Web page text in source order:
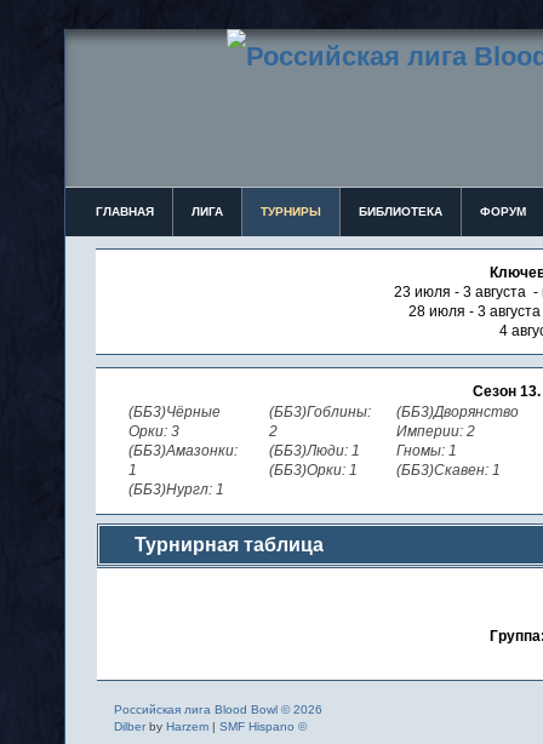
ГЛАВНАЯ ЛИГА ТУРНИРЫ БИБЛИОТЕКА ФОРУМ
23 июля - 3 августа -
28 июля - 3
4
Сезон 13.
(ББ3)Чёрные
Орки: 3
(ББ3)Амазонки:
1
(ББ3)Нургл: 1
(ББ3)Гоблины:
2
(ББ3)Люди: 1
(ББ3)Орки: 1
(ББ3)Дворянство
Империи: 2
Гномы: 1
(ББ3)Скавен: 1
Турнирная таблица
Российская лига Blood Bowl © 2026
Dilberby Harzem| SMF Hispano ©